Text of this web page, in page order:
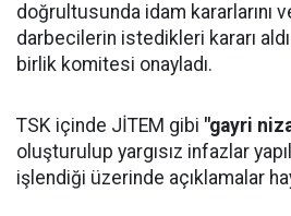
doğrultusunda idam kararlarını
darbecilerin istedikleri kararı
birlik komitesi onayladı.
TSK içinde JİTEM gibi "gayri
oluşturulup yargısız infazlar
işlendiği üzerinde açıklamalar